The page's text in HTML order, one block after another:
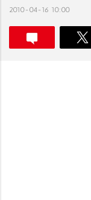
2010-04-16 10:00